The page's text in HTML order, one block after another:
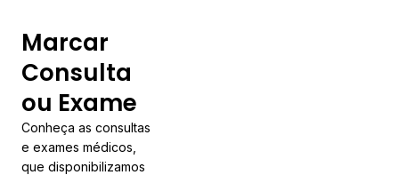
Marcar
Consulta
ou Exame
Conheça as consultas
e exames médicos,
que disponibilizamos